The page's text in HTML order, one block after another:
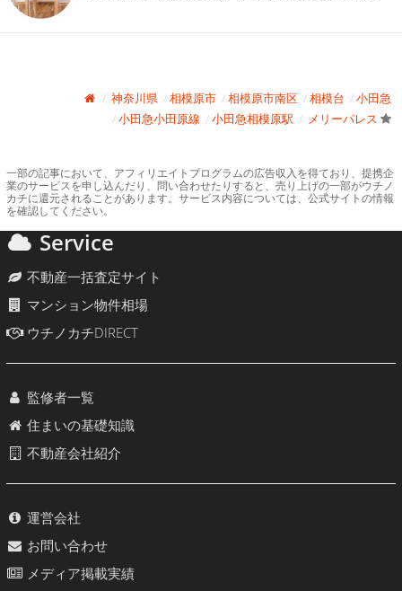
神奈川県 相模原市 相模原市南区 相模台
小田急
小田急小田原線
小田急相模原駅 メリーパレス
一部の記事において、アフィリエイトプログラムの広告収入を得ており、提携企
業のサービスを申し込んだり、問い合わせたりすると、売り上げの一部がウチノ
カチに還元されることがあります。サービス内容については、公式サイトの情報
を確認してください。
Service
不動産一括査定サイト
マンション物件相場
ウチノカチDIRECT
監修者一覧
住まいの基礎知識
不動産会社紹介
運営会社
お問い合わせ
メディア掲載実績